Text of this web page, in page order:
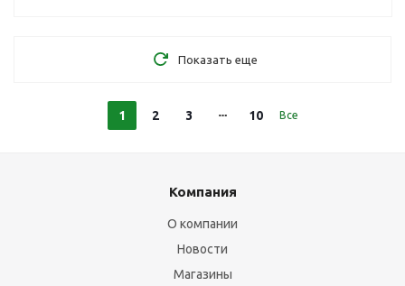
Показать еще
1 2 3 10 Все
Компания
О компании
Новости
Магазины